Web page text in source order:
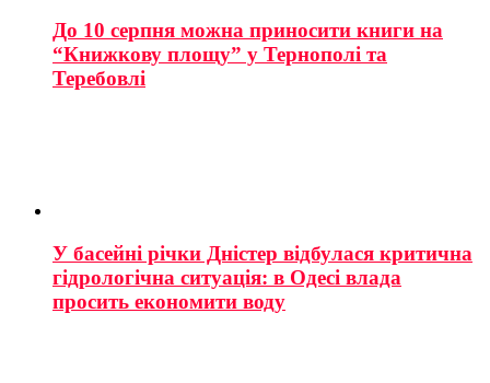
До 10 серпня можна приносити книги на
“Книжкову площу” у Тернополі та
Теребовлі
У басейні річки Дністер відбулася критична
гідрологічна ситуація: в Одесі влада
просить економити воду